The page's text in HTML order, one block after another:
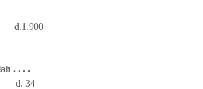
. . . .
34